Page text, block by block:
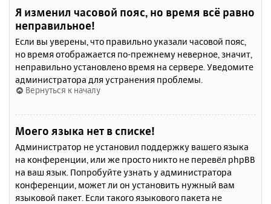
Я изменил часовой пояс, но время всё равно
неправильное!
Если вы уверены, что правильно указали часовой пояс,
но время отображается по-прежнему неверное, значит,
неправильно установлено время на сервере. Уведомите
администратора для устранения проблемы.
Вернуться к началу
Моего языка нет в списке!
Администратор не установил поддержку вашего языка
на конференции, или же просто никто не перевёл phpBB
на ваш язык. Попробуйте узнать у администратора
конференции, может ли он установить нужный вам
языковой пакет. Если такого языкового пакета не